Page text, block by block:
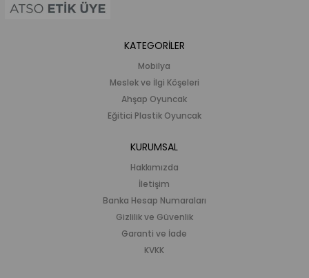
KATEGORİLER
Mobilya
Meslek ve İlgi Köşeleri
Ahşap Oyuncak
Eğitici Plastik Oyuncak
KURUMSAL
Hakkımızda
İletişim
Banka Hesap Numaraları
Gizlilik ve Güvenlik
Garanti ve İade
KVKK